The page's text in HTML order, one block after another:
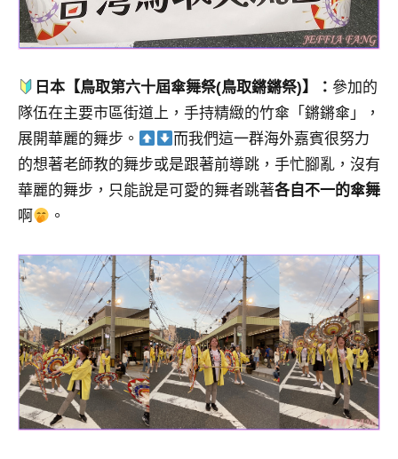
日本【鳥取第六十屆傘舞祭(鳥取鏘鏘祭)】： 參加的
隊伍在主要市區街道上，手持精緻的竹傘「鏘鏘傘」，
展開華麗的舞步。
而我們這一群海外嘉賓很努力
的想著老師教的舞步或是跟著前導跳，手忙腳亂，沒有
華麗的舞步，只能說是可愛的舞者跳著各自不一的傘舞
啊
。